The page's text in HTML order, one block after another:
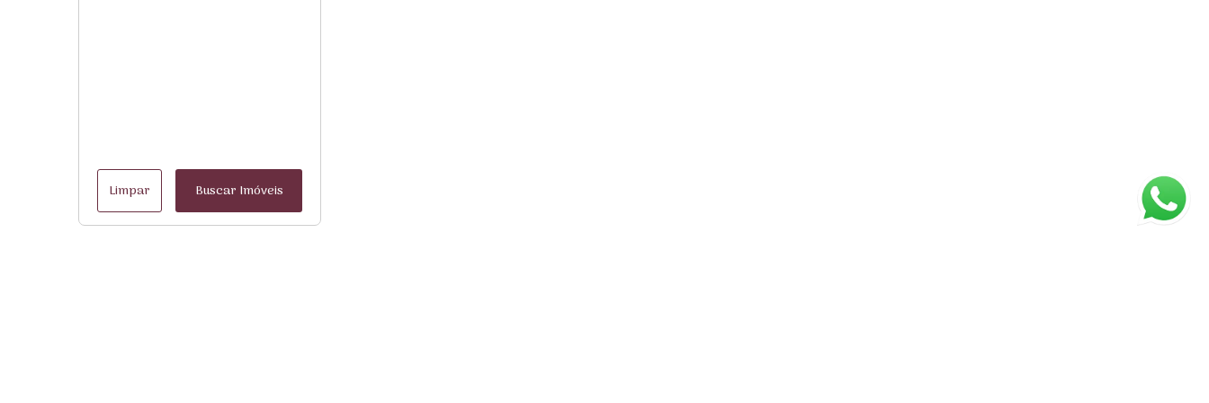
Limpar Buscar Imóveis